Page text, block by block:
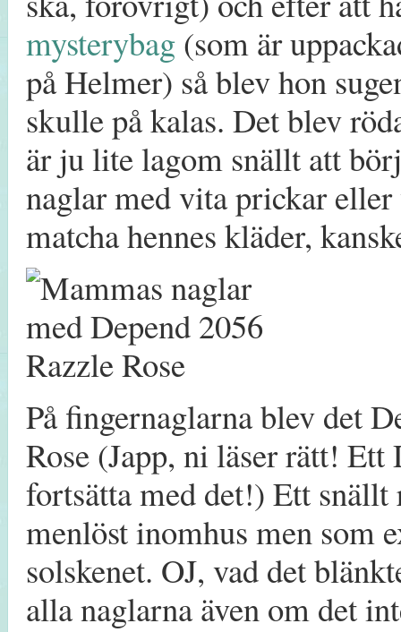
mysterybag (som är
på Helmer) så blev hon
skulle på kalas. Det blev
är ju lite lagom snällt att
naglar med vita prickar
matcha hennes kläder,
På fingernaglarna blev det
Rose (Japp, ni läser rätt!
fortsätta med det!) Ett snällt
menlöst inomhus men som
solskenet. OJ, vad det
alla naglarna även om det